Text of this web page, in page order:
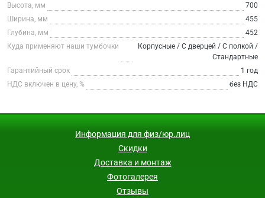
Высота, мм
700
Ширина, мм
455
Глубина, мм
452
Куда применяют наши тумбочки
Корпусные / С дверцей / С полкой /
Стандартные
Гарантийный срок
1 год
НДС включен в цену, %
без НДС
Информация для физ/юр.лиц
Скидки
Доставка и монтаж
Фотогалерея
Отзывы